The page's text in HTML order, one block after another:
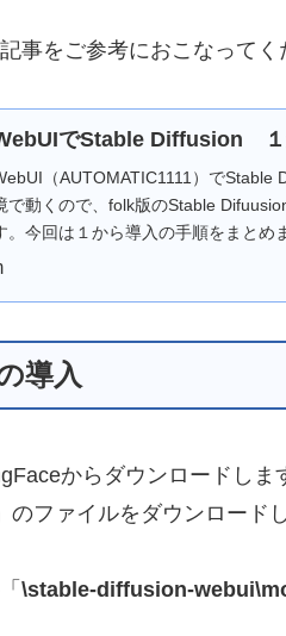
事をご参考におこなってく
でStable Diffusion １
（AUTOMATIC1111）でStable
で動くので、folk版のStable
。今回は１から導入の手順をまとめ
導入
からダウンロードしま
のファイルをダウンロード
\stable-diffusion-